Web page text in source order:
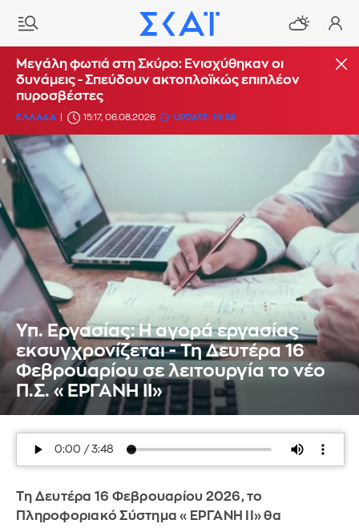
Μεγάλη φωτιά στη Σκύρο: Ενισχύθηκαν οι
δυνάμεις - Σπεύδουν ακτοπλοϊκώς επιπλέον
πυροσβέστες
ΕΛΛΑΔΑ 15:17, 06.08.2026 UPDATE: 19:38
Υπ. Εργασίας: Η αγορά εργασίας
εκσυγχρονίζεται - Τη Δευτέρα 16
Φεβρουαρίου σε λειτουργία το νέο
Π.Σ. «ΕΡΓΑΝΗ ΙΙ»
Τη Δευτέρα 16 Φεβρουαρίου 2026, το
Πληροφοριακό Σύστημα «ΕΡΓΑΝΗ ΙΙ» θα